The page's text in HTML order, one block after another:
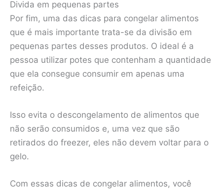
Divida em pequenas partes
Por fim, uma das dicas para congelar alimentos
que é mais importante trata-se da divisão em
pequenas partes desses produtos. O ideal é a
pessoa utilizar potes que contenham a quantidade
que ela consegue consumir em apenas uma
refeição.
Isso evita o descongelamento de alimentos que
não serão consumidos e, uma vez que são
retirados do freezer, eles não devem voltar para o
gelo.
Com essas dicas de congelar alimentos, você